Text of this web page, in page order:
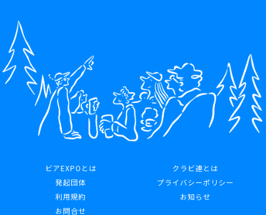
ビアEXPOとは
クラビ連とは
発起団体
プライバシーポリシー
利用規約
お知らせ
お問合せ